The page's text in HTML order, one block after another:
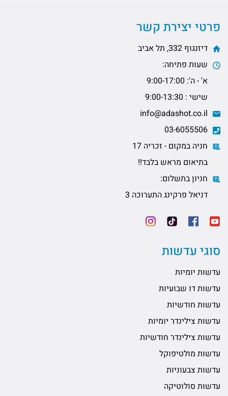
פרטי יצירת קשר
דיזנגוף 332, תל אביב
שעות פתיחה:
א' - ה': 9:00-17:00
שישי : 9:00-13:30
חניה במקום - זכריה 17
בתיאום מראש בלבד!!
חניון בתשלום:
דניאל פרקינג התערוכה 3
סוגי עדשות
עדשות יומיות
עדשות דו שבועיות
עדשות חודשיות
עדשות צילינדר יומיות
עדשות צילינדר חודשיות
עדשות מולטיפוקל
עדשות צבעוניות
עדשות סולוטיקה